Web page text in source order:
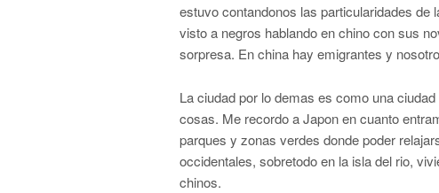
estuvo contandonos las particularidades de
visto a negros hablando en chino con sus
sorpresa. En china hay emigrantes y
La ciudad por lo demas es como una
cosas. Me recordo a Japon en cuanto
parques y zonas verdes donde poder
occidentales, sobretodo en la isla del rio,
chinos.